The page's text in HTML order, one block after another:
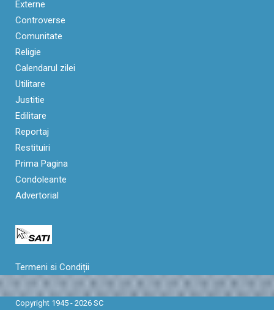
Externe
Controverse
Comunitate
Religie
Calendarul zilei
Utilitare
Justitie
Edilitare
Reportaj
Restituiri
Prima Pagina
Condoleante
Advertorial
Termeni si Condiții
Copyright 1945 - 2026 SC